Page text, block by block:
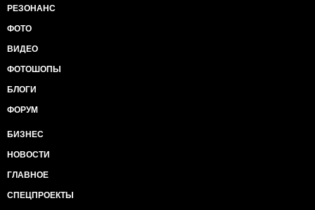
РЕЗОНАНС
ФОТО
ВИДЕО
ФОТОШОПЫ
БЛОГИ
ФОРУМ
БИЗНЕС
НОВОСТИ
ГЛАВНОЕ
СПЕЦПРОЕКТЫ